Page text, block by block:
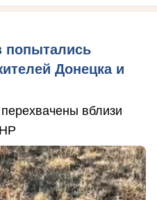
попытались
Донецка и
вблизи